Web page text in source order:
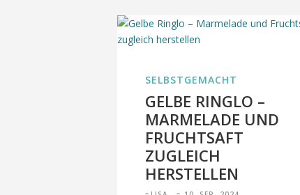
SELBSTGEMACHT
GELBE RINGLO –
MARMELADE UND
FRUCHTSAFT
ZUGLEICH
HERSTELLEN